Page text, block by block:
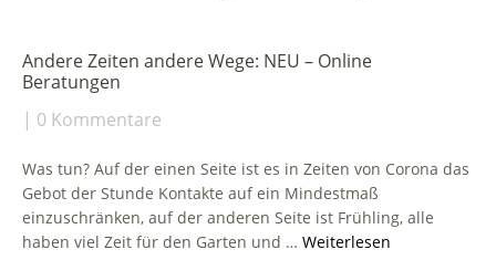
Andere Zeiten andere Wege: NEU – Online
Beratungen
0 Kommentare
Was tun? Auf der einen Seite ist es in Zeiten von Corona das
Gebot der Stunde Kontakte auf ein Mindestmaß
einzuschränken, auf der anderen Seite ist Frühling, alle
haben viel Zeit für den Garten und … Weiterlesen